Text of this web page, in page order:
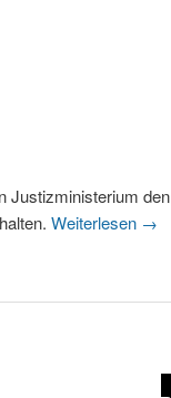
Justizministerium den
Weiterlesen →